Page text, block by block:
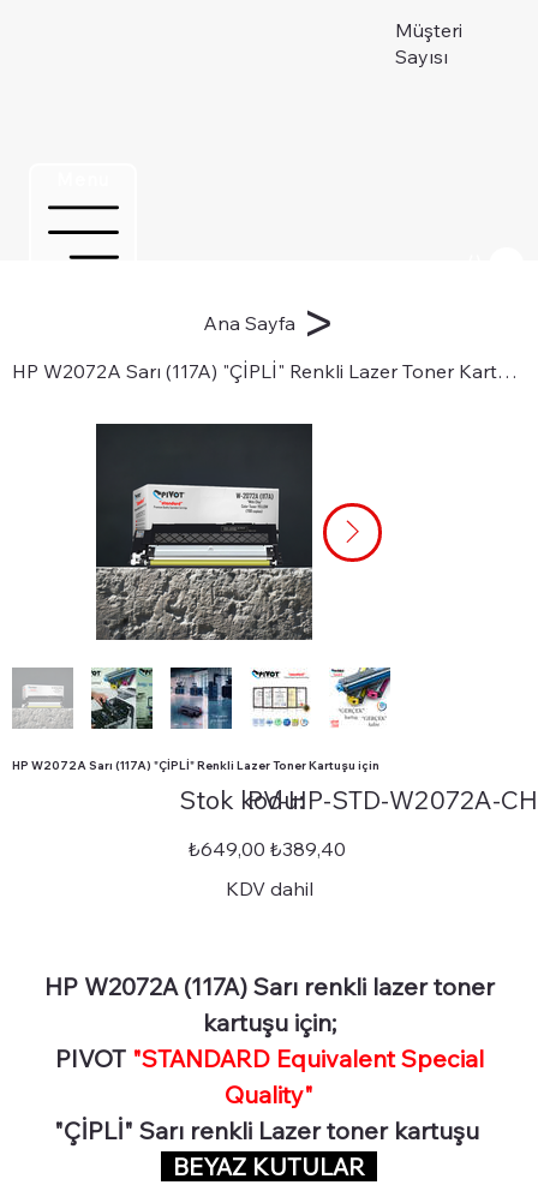
Müşteri
Sayısı
Ana Sayfa >
HP W2072A Sarı (117A) "ÇİPLİ" Renkli Lazer Toner Kartuşu için
HP W2072A Sarı (117A) "ÇİPLİ" Renkli Lazer Toner Kartuşu için
Stok kodu:
kodu:
STD-
W2072A-
PV-HP-STD-W2072A-
Orijinal
fiyat
₺649,00 İndirimli
fiyat
₺389,40
KDV dahil
HP W2072A (117A) Sarı renkli lazer toner
kartuşu için;
PIVOT "STANDARD Equivalent Special
Quality"
"ÇİPLİ" Sarı renkli Lazer toner kartuşu
BEYAZ KUTULAR